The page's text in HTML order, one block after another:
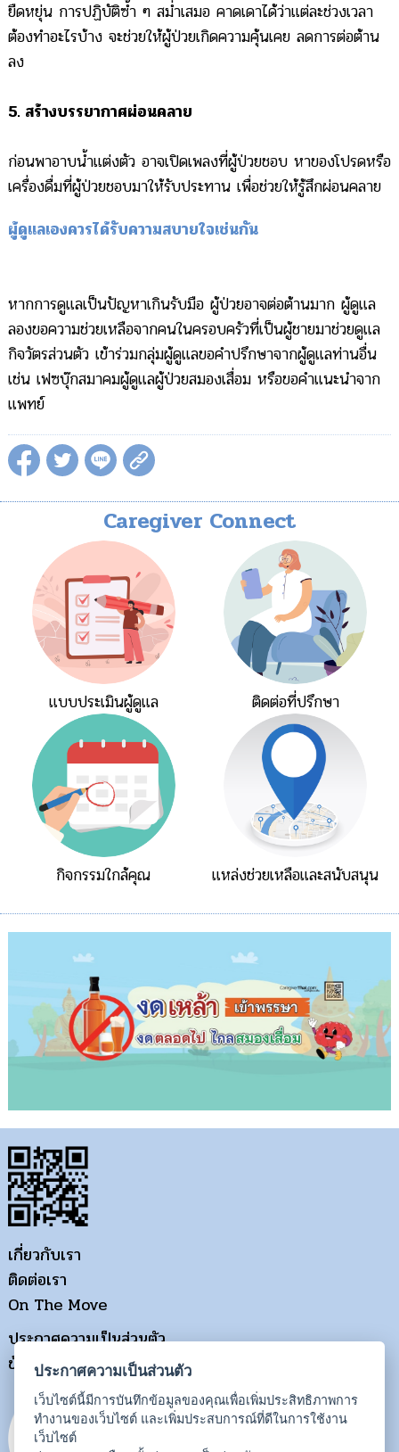
ยืดหยุ่น การปฏิบัติซ้ำ ๆ สม่ำเสมอ คาดเดาได้ว่าแต่ละช่วงเวลา
ต้องทำอะไรบ้าง จะช่วยให้ผู้ป่วยเกิดความคุ้นเคย ลดการต่อต้าน
ลง
5. สร้างบรรยากาศผ่อนคลาย
ก่อนพาอาบน้ำแต่งตัว อาจเปิดเพลงที่ผู้ป่วยชอบ หาของโปรดหรือ
เครื่องดื่มที่ผู้ป่วยชอบมาให้รับประทาน เพื่อช่วยให้รู้สึกผ่อนคลาย
ผู้ดูแลเองควรได้รับความสบายใจเช่นกัน
หากการดูแลเป็นปัญหาเกินรับมือ ผู้ป่วยอาจต่อต้านมาก ผู้ดูแล
ลองขอความช่วยเหลือจากคนในครอบครัวที่เป็นผู้ชายมาช่วยดูแล
กิจวัตรส่วนตัว เข้าร่วมกลุ่มผู้ดูแลขอคำปรึกษาจากผู้ดูแลท่านอื่น
เช่น เฟซบุ๊กสมาคมผู้ดูแลผู้ป่วยสมองเสื่อม หรือขอคำแนะนำจาก
แพทย์
Caregiver Connect
แบบประเมินผู้ดูแล ติดต่อที่ปรึกษา
กิจกรรมใกล้คุณ แหล่งช่วยเหลือและสนับสนุน
เกี่ยวกับเรา
ติดต่อเรา
On The Move
ประกาศความเป็นส่วนตัว
ข้อกำหนดการใช้งาน
ประกาศความเป็นส่วนตัว
เว็บไซต์นี้มีการบันทึกข้อมูลของคุณเพื่อเพิ่มประสิทธิภาพการ
ทำงานของเว็บไซต์ และเพิ่มประสบการณ์ที่ดีในการใช้งาน
เว็บไซต์